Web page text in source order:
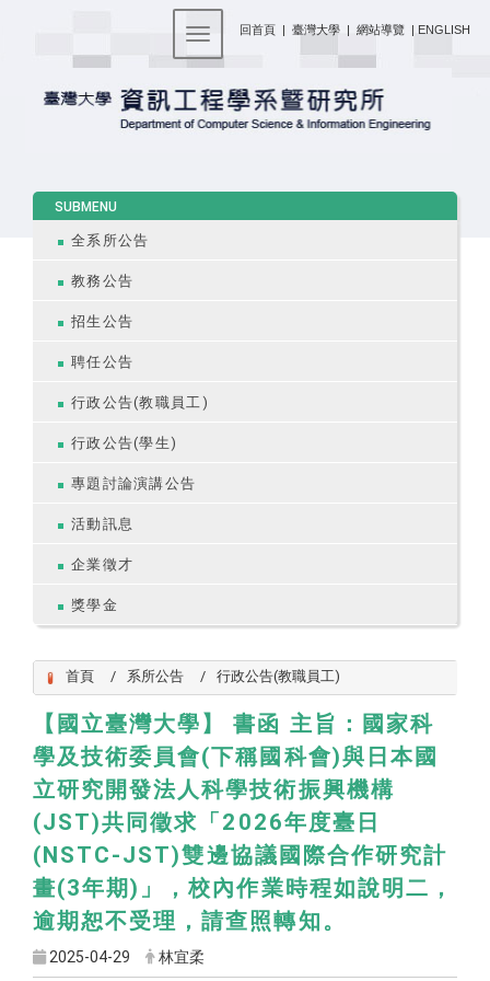
回首頁 | 臺灣大學 | 網站導覽 | ENGLISH
Toggle navigation
SUBMENU
全系所公告
教務公告
招生公告
聘任公告
行政公告(教職員工)
行政公告(學生)
專題討論演講公告
活動訊息
企業徵才
獎學金
首頁 系所公告 行政公告(教職員工)
【國立臺灣大學】 書函 主旨：國家科
學及技術委員會(下稱國科會)與日本國
立研究開發法人科學技術振興機構
(JST)共同徵求「2026年度臺日
(NSTC-JST)雙邊協議國際合作研究計
畫(3年期)」，校內作業時程如說明二，
逾期恕不受理，請查照轉知。
2025-04-29 林宜柔